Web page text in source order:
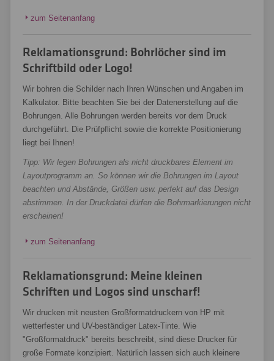
zum Seitenanfang
Reklamationsgrund: Bohrlöcher sind im
Schriftbild oder Logo!
Wir bohren die Schilder nach Ihren Wünschen und Angaben im
Kalkulator. Bitte beachten Sie bei der Datenerstellung auf die
Bohrungen. Alle Bohrungen werden bereits vor dem Druck
durchgeführt. Die Prüfpflicht sowie die korrekte Positionierung
liegt bei Ihnen!
Tipp: Wir legen Bohrungen als nicht druckbares Element im
Layoutprogramm an. So können wir die Bohrungen im Layout
beachten und Abstände, Größen usw. perfekt auf das Design
abstimmen. In der Druckdatei dürfen die Bohrmarkierungen nicht
erscheinen!
zum Seitenanfang
Reklamationsgrund: Meine kleinen
Schriften und Logos sind unscharf!
Wir drucken mit neusten Großformatdruckern von HP mit
wetterfester und UV-beständiger Latex-Tinte. Wie
"Großformatdruck" bereits beschreibt, sind diese Drucker für
große Formate konzipiert. Natürlich lassen sich auch kleinere